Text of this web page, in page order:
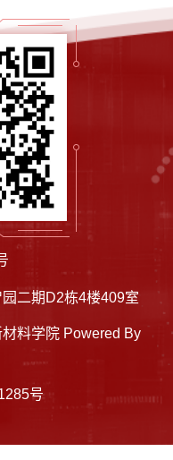
二期D2栋4楼409室
料学院 Powered By
号